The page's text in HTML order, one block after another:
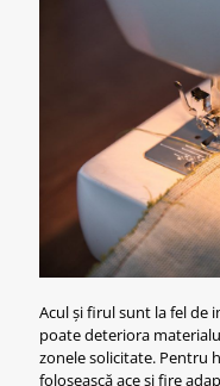
Acul și firul sunt la fel de
poate deteriora
zonele solicitate. Pentru
folosească ace și fire